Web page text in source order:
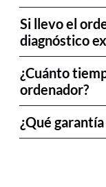
Si llevo el
diagnóstico
¿Cuánto
ordenador?
¿Qué